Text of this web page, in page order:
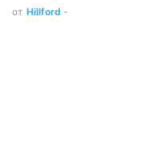
от Hillford -